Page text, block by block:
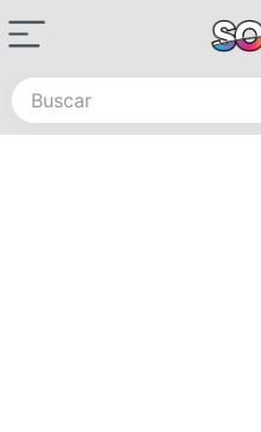
Buscar